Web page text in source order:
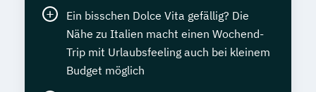
Ein bisschen Dolce Vita gefällig? Die
Nähe zu Italien macht einen Wochend-
Trip mit Urlaubsfeeling auch bei kleinem
Budget möglich